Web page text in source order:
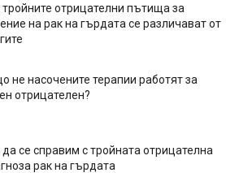
тройните отрицателни пътища за
на рак на гърдата се различават от
не насочените терапии работят за
отрицателен?
да се справим с тройната отрицателна
рак на гърдата